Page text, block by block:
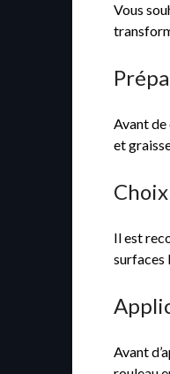
Vous
Avant
et
Il est
surfaces
Avant